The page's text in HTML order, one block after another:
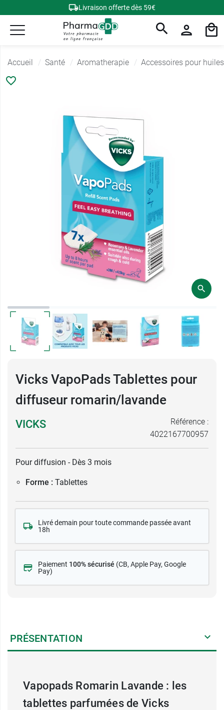
Livraison offerte dès 59€
Accueil Santé Aromatherapie Accessoires pour
Vicks VapoPads Tablettes pour
diffuseur romarin/lavande
VICKS
Référence :
4022167700957
Pour diffusion - Dès 3 mois
Forme : Tablettes
Livré demain pour toute commande passée avant
18h
Paiement 100% sécurisé (CB, Apple Pay, Google
Pay)
PRÉSENTATION
Vapopads Romarin Lavande : les
tablettes parfumées de Vicks